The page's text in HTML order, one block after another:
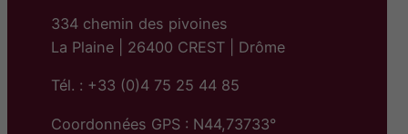
334 chemin des pivoines
La Plaine | 26400 CREST | Drôme
Tél. : +33 (0)4 75 25 44 85
Coordonnées GPS : N44,73733°